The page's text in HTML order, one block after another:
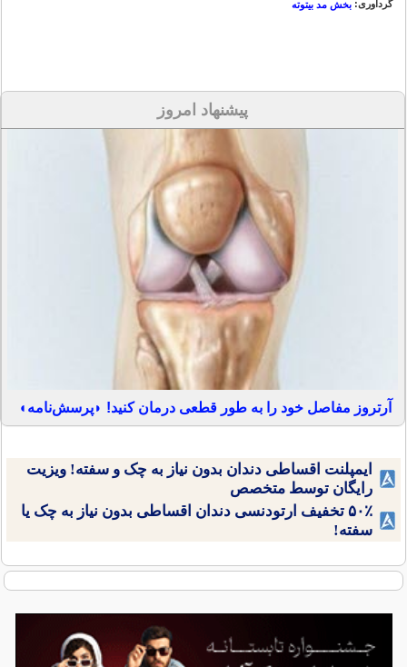
گردآوری: بخش مد بیتوته
پیشنهاد امروز
آرتروز مفاصل خود را به طور قطعی درمان کنید! ◗پرسش‌نامه◖
ایمپلنت اقساطی دندان بدون نیاز به چک و سفته! ویزیت
رایگان توسط متخصص
۵۰٪ تخفیف ارتودنسی دندان اقساطی بدون نیاز به چک یا
سفته!